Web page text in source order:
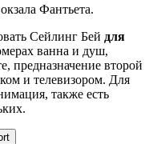
Фантьета.
Сейлинг Бей для
ванна и душ,
предназначение второй
и телевизором. Для
также есть